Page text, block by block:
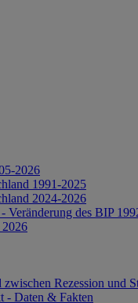
2026
1991-2025
2024-2026
Veränderung des BIP
2026
Rezession und
- Daten & Fakten